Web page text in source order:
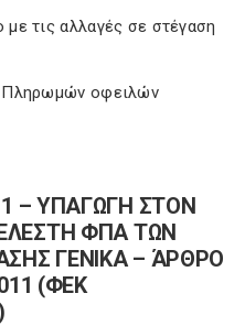
τις αλλαγές σε στέγαση
Πληρωμών οφειλών
– ΥΠΑΓΩΓΗ ΣΤΟΝ
ΦΠΑ ΤΩΝ
ΓΕΝΙΚΑ – ΆΡΘΡΟ
(ΦΕΚ